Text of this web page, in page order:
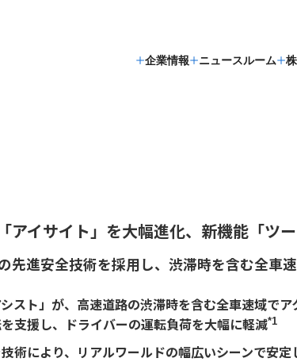
企業情報 ニュースルーム
アイサイト」を大幅進化、新機能「ツ
先進安全技術を採用し、渋滞時を含む全車
スト」が、高速道路の渋滞時を含む全車速域で
支援し、ドライバーの運転負荷を大幅に軽減*1
術により、リアルワールドの幅広いシーンで安